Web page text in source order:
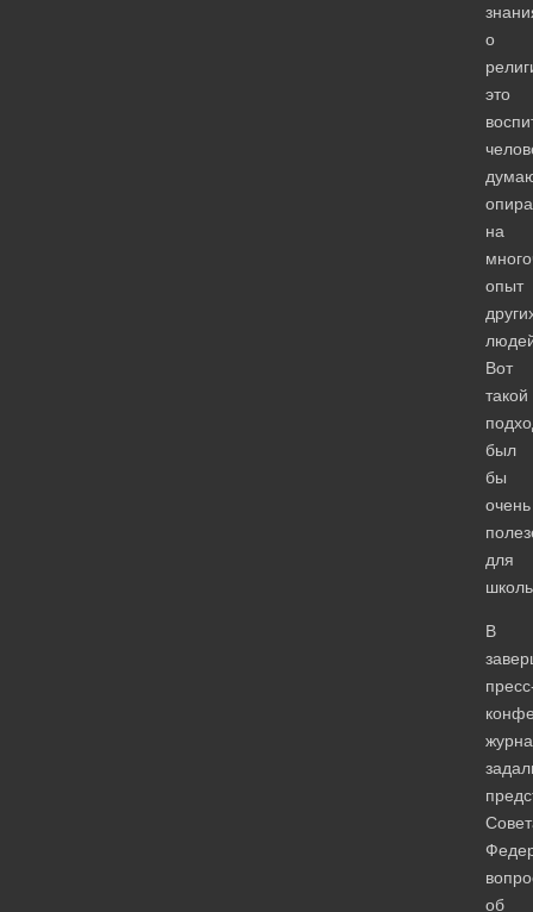
о
это
на
опыт
Вот
такой
был
бы
очень
для
В
об